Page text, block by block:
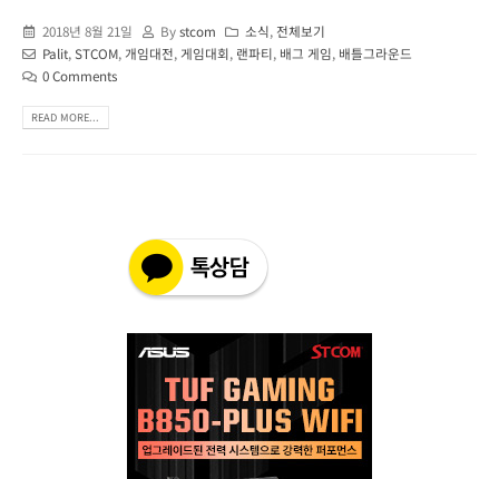
2018년 8월 21일 Bystcom 소식, 전체보기
Palit,STCOM, 개임대전, 게임대회, 랜파티, 배그 게임, 배틀그라운드
0 Comments
READ MORE...